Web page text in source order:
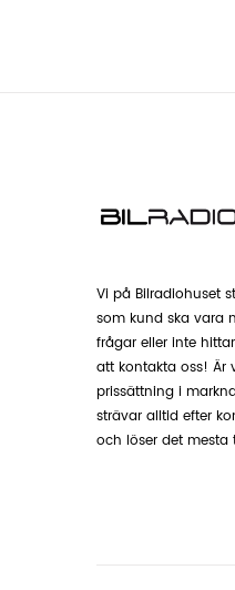
Vi på Bilradiohuset
som kund ska vara
frågar eller inte
att kontakta oss! Är
prissättning i
strävar alltid efter
och löser det mesta